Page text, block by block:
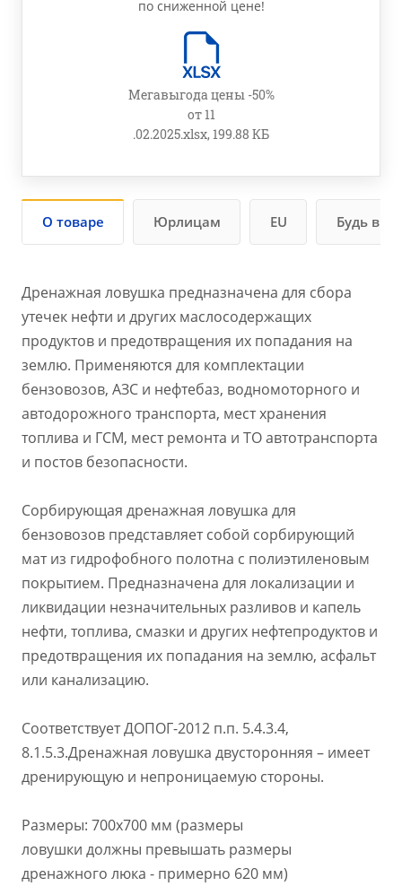
по сниженной цене!
Мегавыгода цены -50%
от 11
.02.2025.xlsx, 199.88 КБ
О товаре Юрлицам EU Будь в
Дренажная ловушка предназначена для сбора
утечек нефти и других маслосодержащих
продуктов и предотвращения их попадания на
землю. Применяются для комплектации
бензовозов, АЗС и нефтебаз, водномоторного и
автодорожного транспорта, мест хранения
топлива и ГСМ, мест ремонта и ТО автотранспорта
и постов безопасности.
Сорбирующая дренажная ловушка для
бензовозов представляет собой сорбирующий
мат из гидрофобного полотна с полиэтиленовым
покрытием. Предназначена для локализации и
ликвидации незначительных разливов и капель
нефти, топлива, смазки и других нефтепродуктов и
предотвращения их попадания на землю, асфальт
или канализацию.
Соответствует ДОПОГ-2012 п.п. 5.4.3.4,
8.1.5.3.Дренажная ловушка двусторонняя – имеет
дренирующую и непроницаемую стороны.
Размеры: 700х700 мм (размеры
ловушки должны превышать размеры
дренажного люка - примерно 620 мм)